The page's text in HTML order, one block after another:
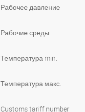
Рабочее давление
Рабочие среды
Температура min.
Температура макс.
Customs tariff number